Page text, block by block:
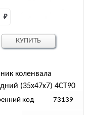
коленвала
(35х47х7) 4СТ90
₽
код 73139
КУПИТЬ